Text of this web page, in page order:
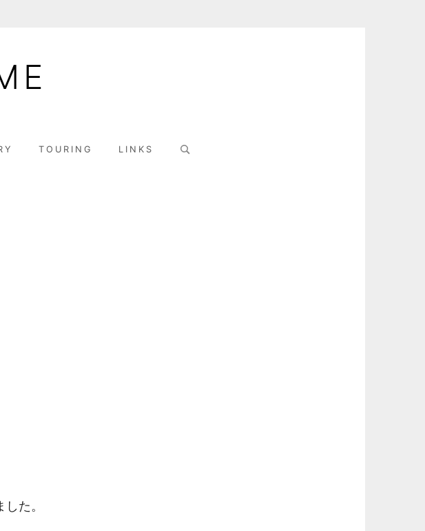
TOURING LINKS
Search
た。